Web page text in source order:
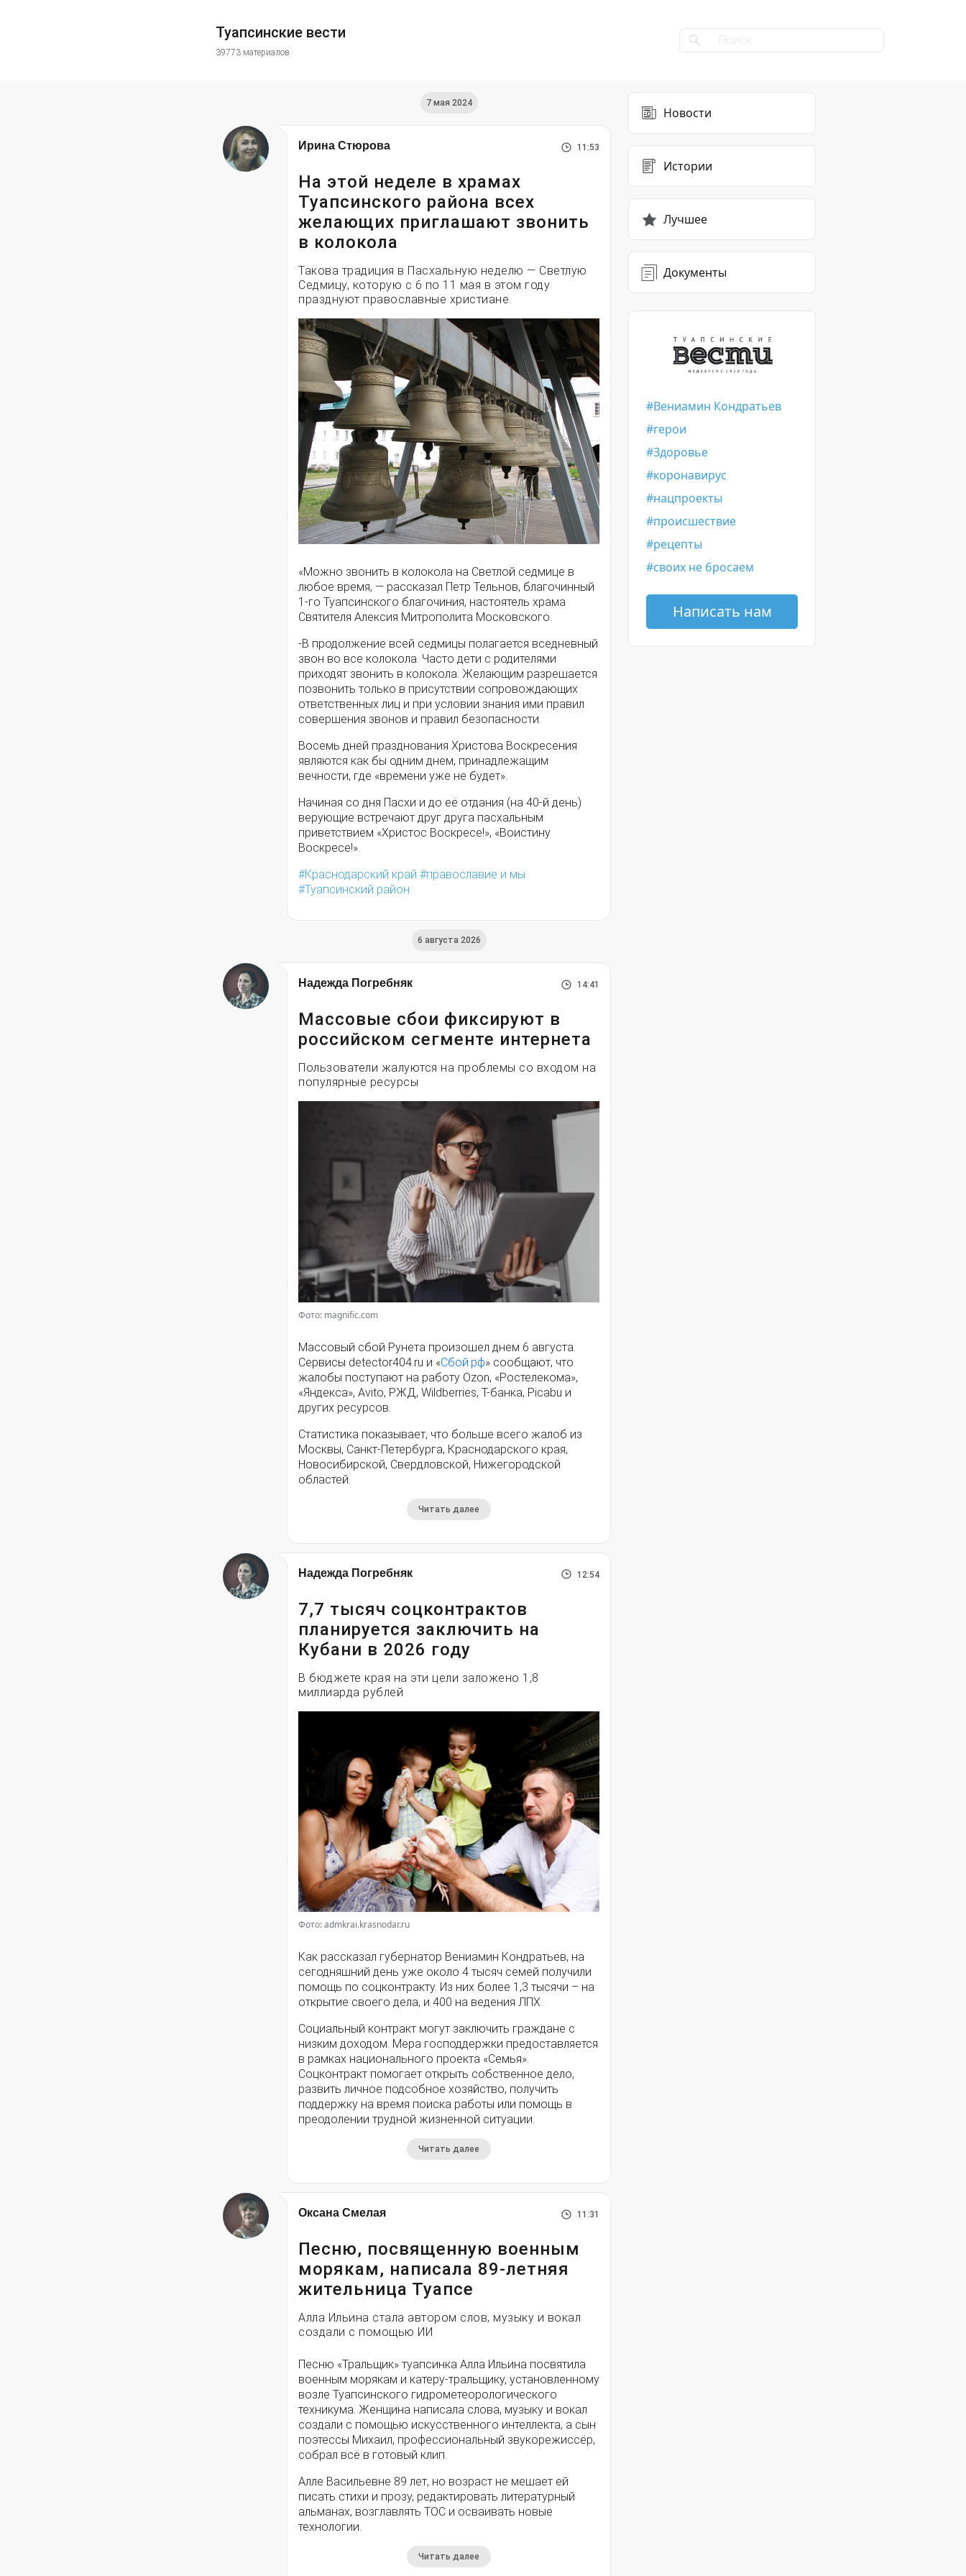
Туапсинские вести
39773 материалов
7 мая 2024
Ирина Стюрова 11:53
На этой неделе в храмах
Туапсинского района всех
желающих приглашают звонить
в колокола
Такова традиция в Пасхальную неделю — Светлую
Седмицу, которую с 6 по 11 мая в этом году
празднуют православные христиане.
«Можно звонить в колокола на Светлой седмице в
любое время, — рассказал Петр Тельнов, благочинный
1-го Туапсинского благочиния, настоятель храма
Святителя Алексия Митрополита Московского.
-В продолжение всей седмицы полагается вседневный
звон во все колокола. Часто дети с родителями
приходят звонить в колокола. Желающим разрешается
позвонить только в присутствии сопровождающих
ответственных лиц и при условии знания ими правил
совершения звонов и правил безопасности.
Восемь дней празднования Христова Воскресения
являются как бы одним днем, принадлежащим
вечности, где «времени уже не будет».
Начиная со дня Пасхи и до её отдания (на 40-й день)
верующие встречают друг друга пасхальным
приветствием «Христос Воскресе!», «Воистину
Воскресе!».
Краснодарский край
православие и мы
Туапсинский район
6 августа 2026
Надежда Погребняк 14:41
Массовые сбои фиксируют в
российском сегменте интернета
Пользователи жалуются на проблемы со входом на
популярные ресурсы
Фото: magnific.com
Массовый сбой Рунета произошел днем 6 августа.
Сервисы detector404.ru и «Сбой.рф» сообщают, что
жалобы поступают на работу Ozon, «Ростелекома»,
«Яндекса», Avito, РЖД, Wildberries, Т-банка, Picabu и
других ресурсов.
Статистика показывает, что больше всего жалоб из
Москвы, Санкт-Петербурга, Краснодарского края,
Новосибирской, Свердловской, Нижегородской
областей.
Читать далее
Надежда Погребняк 12:54
7,7 тысяч соцконтрактов
планируется заключить на
Кубани в 2026 году
В бюджете края на эти цели заложено 1,8
миллиарда рублей
Фото: admkrai.krasnodar.ru
Как рассказал губернатор Вениамин Кондратьев, на
сегодняшний день уже около 4 тысяч семей получили
помощь по соцконтракту. Из них более 1,3 тысячи – на
открытие своего дела, и 400 на ведения ЛПХ.
Социальный контракт могут заключить граждане с
низким доходом. Мера господдержки предоставляется
в рамках национального проекта «Семья».
Соцконтракт помогает открыть собственное дело,
развить личное подсобное хозяйство, получить
поддержку на время поиска работы или помощь в
преодолении трудной жизненной ситуации.
Читать далее
Оксана Смелая 11:31
Песню, посвященную военным
морякам, написала 89-летняя
жительница Туапсе
Алла Ильина стала автором слов, музыку и вокал
создали с помощью ИИ
Песню «Тральщик» туапсинка Алла Ильина посвятила
военным морякам и катеру-тральщику, установленному
возле Туапсинского гидрометеорологического
техникума. Женщина написала слова, музыку и вокал
создали с помощью искусственного интеллекта, а сын
поэтессы Михаил, профессиональный звукорежиссёр,
собрал всё в готовый клип.
Алле Васильевне 89 лет, но возраст не мешает ей
писать стихи и прозу, редактировать литературный
альманах, возглавлять ТОС и осваивать новые
технологии.
Читать далее
Новости
Истории
Лучшее
Документы
Вениамин Кондратьев
герои
Здоровье
коронавирус
нацпроекты
происшествие
рецепты
своих не бросаем
Написать нам